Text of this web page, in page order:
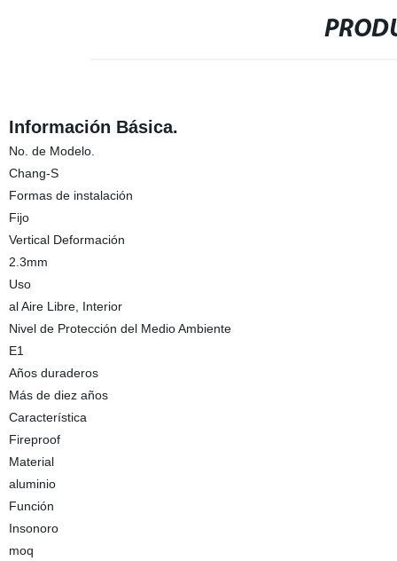
Información Básica.
No. de Modelo.
Chang-S
Formas de instalación
Fijo
Vertical Deformación
2.3mm
Uso
al Aire Libre, Interior
Nivel de Protección del Medio Ambiente
E1
Años duraderos
Más de diez años
Característica
Fireproof
Material
aluminio
Función
Insonoro
moq